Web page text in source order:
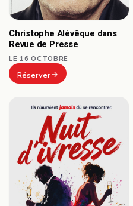
Christophe Alévêque dans
Revue de Presse
LE 16 OCTOBRE
Réserver